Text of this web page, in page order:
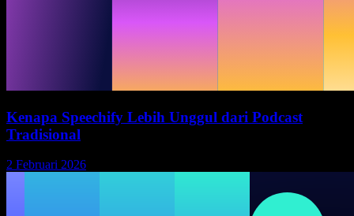
Kenapa Speechify Lebih Unggul dari Podcast
Tradisional
2 Februari 2026